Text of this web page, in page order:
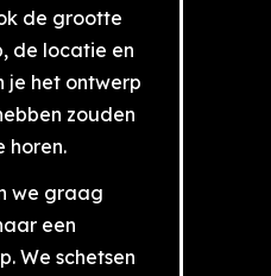
de grootte
de locatie en
je het ontwerp
zouden
horen.
we graag
een
We schetsen